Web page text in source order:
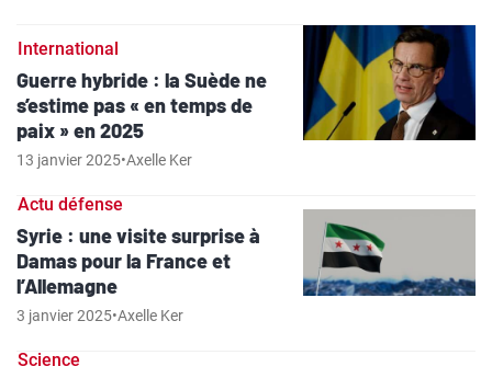
International
Guerre hybride : la Suède ne
s’estime pas « en temps de
paix » en 2025
13 janvier 2025•Axelle Ker
Actu défense
Syrie : une visite surprise à
Damas pour la France et
l’Allemagne
3 janvier 2025•Axelle Ker
Science